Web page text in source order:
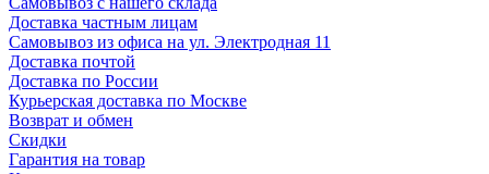
Доставка частным лицам
Самовывоз из офиса на ул. Электродная 11
Доставка почтой
Доставка по России
Курьерская доставка по Москве
Возврат и обмен
Скидки
Гарантия на товар